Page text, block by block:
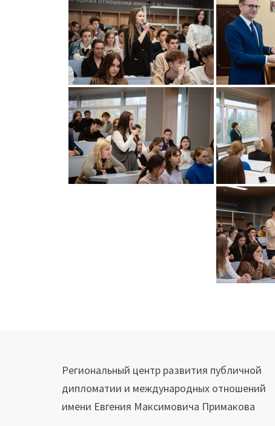
записям
Региональный центр развития публичной
дипломатии и международных отношений
имени Евгения Максимовича Примакова